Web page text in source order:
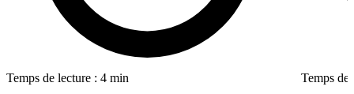
Temps de lecture : 4 min
Temps de